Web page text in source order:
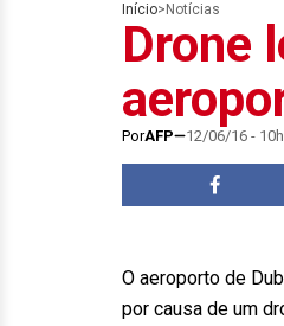
Início> Notícias
Drone
PorAFP 12/06/16 -
O aeroporto de
por causa de um